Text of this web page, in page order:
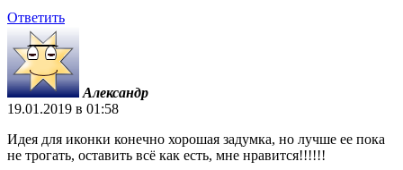
Ответить
Александр
19.01.2019 в 01:58
Идея для иконки конечно хорошая задумка, но лучше ее пока
не трогать, оставить всё как есть, мне нравится!!!!!!